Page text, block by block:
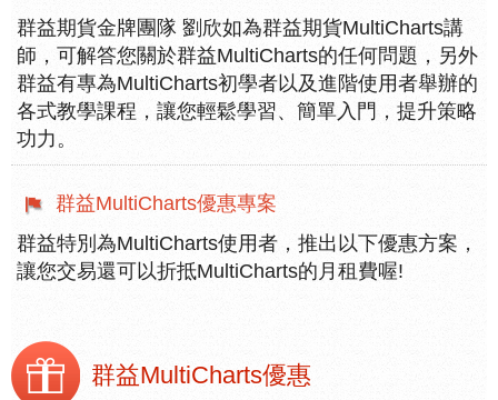
群益期貨金牌團隊 劉欣如為群益期貨MultiCharts講
師，可解答您關於群益MultiCharts的任何問題，另外
群益有專為MultiCharts初學者以及進階使用者舉辦的
各式教學課程，讓您輕鬆學習、簡單入門，提升策略
功力。
群益MultiCharts優惠專案
群益特別為MultiCharts使用者，推出以下優惠方案，
讓您交易還可以折抵MultiCharts的月租費喔!
群益MultiCharts優惠